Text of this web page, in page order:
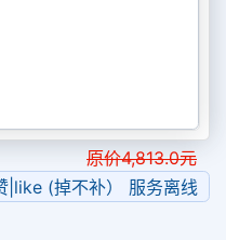
原价4,813.0元
|like (掉不补） 服务离线